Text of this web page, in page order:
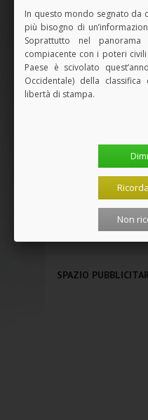
SPAZIO
In questo mondo segnato da
più bisogno di
Soprattutto nel
compiacente con i poteri
Paese è scivolato
Occidentale) della
libertà di stampa.
Non